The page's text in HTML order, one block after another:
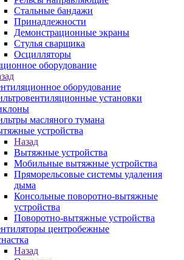
Стальные бандажи
Принадлежности
Демонстрационные экраны
Стулья сварщика
Осцилляторы
оборудование
оборудование
установки
масляного тумана
устройства
Назад
Вытяжные устройства
Мобильные вытяжные устройства
Пряморельсовые системы удаления
дыма
Консольные поворотно-вытяжные
устройства
Поворотно-вытяжные устройства
центробежные
Назад